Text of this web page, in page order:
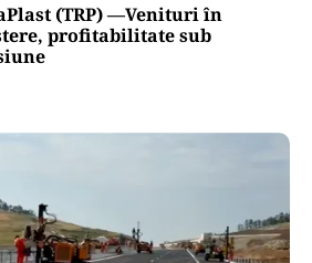
(TRP) —Venituri în
profitabilitate sub